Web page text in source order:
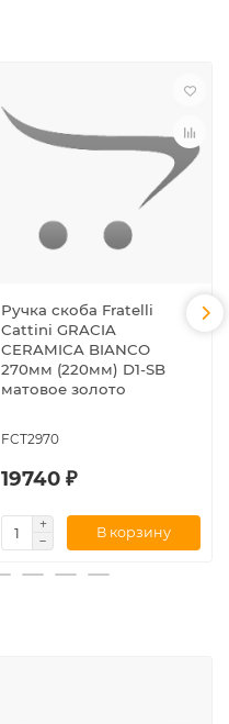
Ручка скоба Fratelli
Cattini GRACIA
CERAMICA BIANCO
270мм (220мм) D1-SB
матовое золото
FCT2970
19740 ₽
В корзину